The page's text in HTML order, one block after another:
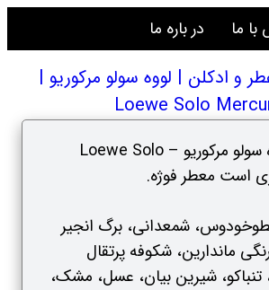
ما در باره ما
و ادکلن | لووه سولو مرکوریو |
Loewe Solo
عطر ادکلن لووه سولو مرکوریو – Loewe Solo
شمعدانی، برگ انجیر
ماندارین، شکوفه پرتقال
تنباکو، شیرین بیان، عسل، مشک،